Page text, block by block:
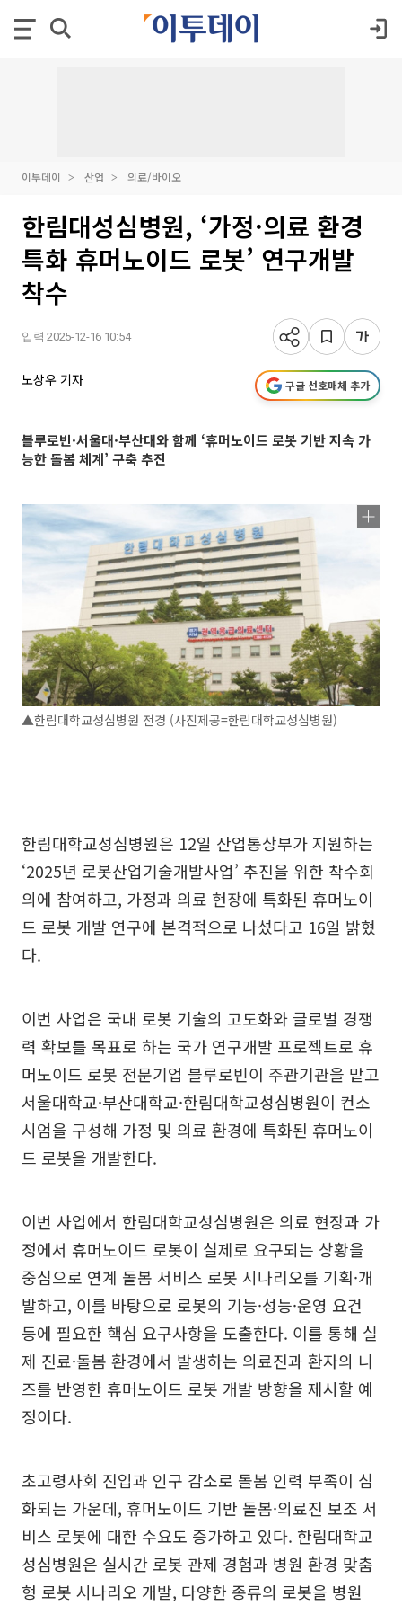
이투데이 산업 의료/바이오
한림대성심병원, ‘가정·의료 환경
특화 휴머노이드 로봇’ 연구개발
착수
입력 2025-12-16 10:54
노상우 기자 구글 선호매체 추가
블루로빈·서울대·부산대와 함께 ‘휴머노이드 로봇 기반 지속 가
능한 돌봄 체계’ 구축 추진
▲한림대학교성심병원 전경 (사진제공=한림대학교성심병원)
한림대학교성심병원은 12일 산업통상부가 지원하는
‘2025년 로봇산업기술개발사업’ 추진을 위한 착수회
의에 참여하고, 가정과 의료 현장에 특화된 휴머노이
드 로봇 개발 연구에 본격적으로 나섰다고 16일 밝혔
다.
이번 사업은 국내 로봇 기술의 고도화와 글로벌 경쟁
력 확보를 목표로 하는 국가 연구개발 프로젝트로 휴
머노이드 로봇 전문기업 블루로빈이 주관기관을 맡고
서울대학교·부산대학교·한림대학교성심병원이 컨소
시엄을 구성해 가정 및 의료 환경에 특화된 휴머노이
드 로봇을 개발한다.
이번 사업에서 한림대학교성심병원은 의료 현장과 가
정에서 휴머노이드 로봇이 실제로 요구되는 상황을
중심으로 연계 돌봄 서비스 로봇 시나리오를 기획·개
발하고, 이를 바탕으로 로봇의 기능·성능·운영 요건
등에 필요한 핵심 요구사항을 도출한다. 이를 통해 실
제 진료·돌봄 환경에서 발생하는 의료진과 환자의 니
즈를 반영한 휴머노이드 로봇 개발 방향을 제시할 예
정이다.
초고령사회 진입과 인구 감소로 돌봄 인력 부족이 심
화되는 가운데, 휴머노이드 기반 돌봄·의료진 보조 서
비스 로봇에 대한 수요도 증가하고 있다. 한림대학교
성심병원은 실시간 로봇 관제 경험과 병원 환경 맞춤
형 로봇 시나리오 개발, 다양한 종류의 로봇을 병원